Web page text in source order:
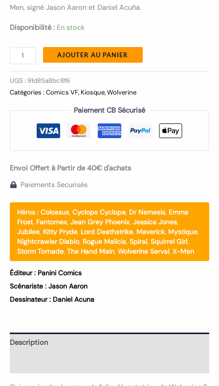
Men, signé Jason Aaron et Daniel Acuña.
Disponibilité : En stock
AJOUTER AU PANIER
UGS : 91d85a8bc8f6
Catégories : Comics VF, Kiosque,Wolverine
Paiement CB Sécurisé
Envoi Offert à Partir de 40€ d'achats
Paiements Securisés
Héros : Colossus, Cyclops Cyclope, Dr Nemesis, Emma
Frost, Fantomex, Jean Grey Phoenix, Jessica Jones,
Jubilee, Kitty Pryde, Lord Deathstrike, Maverick, Mystique,
Nightcrawler Diablo, Rogue Malicia, Spiral, Squirrel Girl,
Storm Tornade, The Hand Main, Wolverine Serval, X-Men
Éditeur : Panini Comics
Scénariste : Jason Aaron
Dessinateur : Daniel Acuna
Description